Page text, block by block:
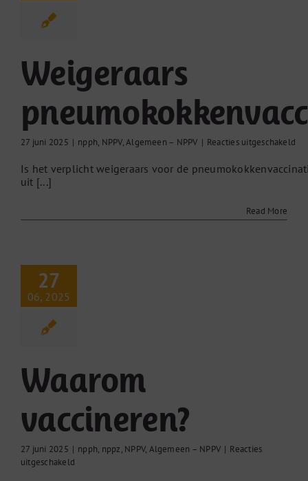
Weigeraars
27 juni 2025 | npph, NPPV,Algemeen – NPPV | Reacties uitgeschakeld
Is het verplicht weigeraars voor de
uit [...]
Read More
27
06, 2025
Waarom
vaccineren?
27 juni 2025 | npph, nppz, NPPV, Algemeen – NPPV | Reacties
uitgeschakeld